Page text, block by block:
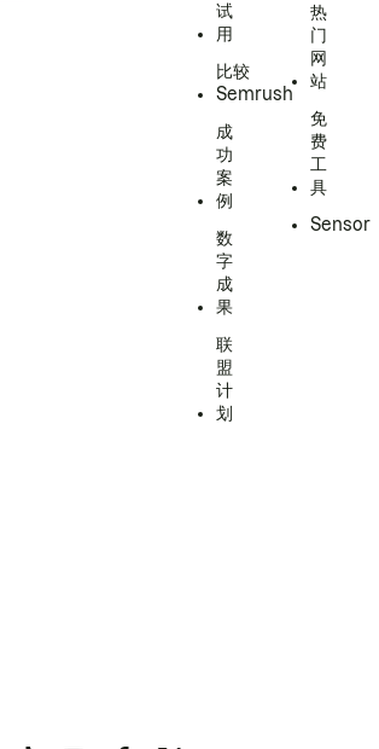
试
用
比较
Semrush
成
功
案
例
数
字
成
果
联
盟
计
划
热
门
网
站
免
费
工
具
Sensor